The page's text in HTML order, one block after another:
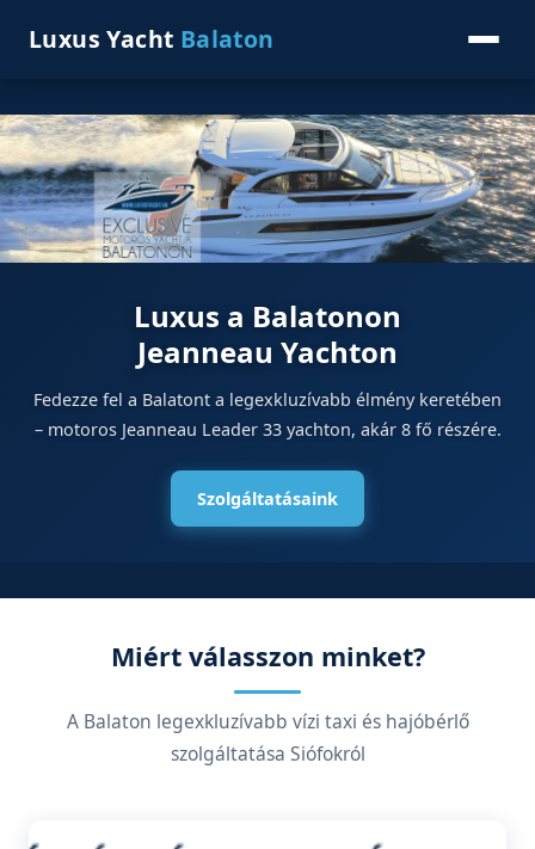
Luxus Yacht Balaton
Luxus a Balatonon
Jeanneau Yachton
Fedezze fel a Balatont a legexkluzívabb élmény keretében
– motoros Jeanneau Leader 33 yachton, akár 8 fő részére.
Szolgáltatásaink
Miért válasszon minket?
A Balaton legexkluzívabb vízi taxi és hajóbérlő
szolgáltatása Siófokról